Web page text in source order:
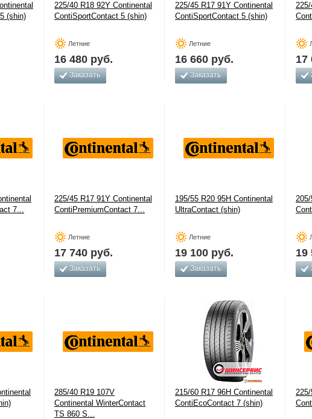
(shin)
225/40 R18 92Y Continental
ContiSportContact 5 (shin)
Летние
16 480 руб.
Заказать
225/45 R17 91Y Continental
ContiSportContact 5 (shin)
Летние
16 660 руб.
Заказать
17
7...
225/45 R17 91Y Continental
ContiPremiumContact 7...
Летние
17 740 руб.
Заказать
195/55 R20 95H Continental
UltraContact (shin)
Летние
19 100 руб.
Заказать
19
285/40 R19 107V
Continental WinterContact
TS 860 S...
215/60 R17 96H Continental
ContiEcoContact 7 (shin)